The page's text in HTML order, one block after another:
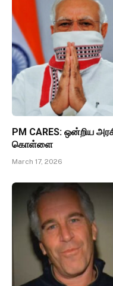
PM CARES: ஒன்றிய
கொள்ளை
March 17, 2026